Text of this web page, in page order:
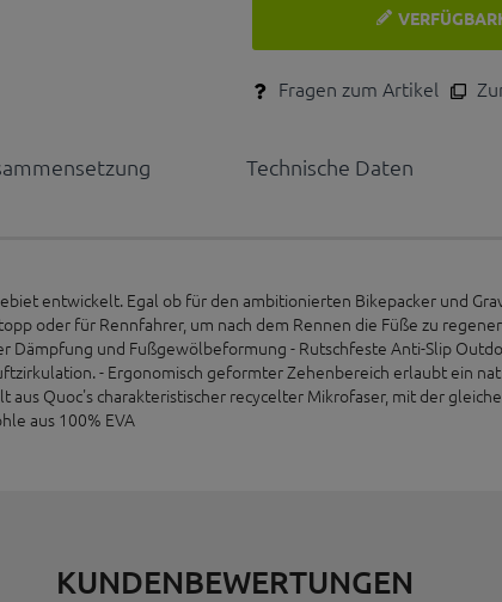
Fragen zum Artikel
Technische Daten
entwickelt. Egal ob für den ambitionierten Bikepacker und
oder für Rennfahrer, um nach dem Rennen die Füße zu
und Fußgewölbeformung - Rutschfeste Anti-Slip
- Ergonomisch geformter Zehenbereich erlaubt ein
Quoc's charakteristischer recycelter Mikrofaser, mit der
aus 100% EVA
KUNDENBEWERTUNGEN